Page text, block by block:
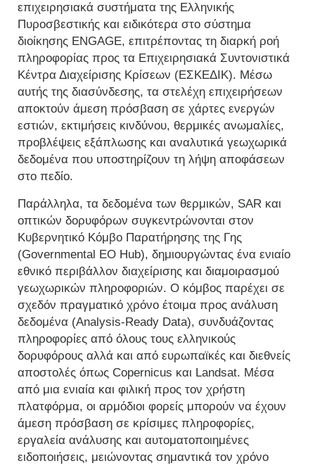
επιχειρησιακά συστήματα της Ελληνικής
Πυροσβεστικής και ειδικότερα στο σύστημα
διοίκησης ENGAGE, επιτρέποντας τη διαρκή ροή
πληροφορίας προς τα Επιχειρησιακά Συντονιστικά
Κέντρα Διαχείρισης Κρίσεων (ΕΣΚΕΔΙΚ). Μέσω
αυτής της διασύνδεσης, τα στελέχη επιχειρήσεων
αποκτούν άμεση πρόσβαση σε χάρτες ενεργών
εστιών, εκτιμήσεις κινδύνου, θερμικές ανωμαλίες,
προβλέψεις εξάπλωσης και αναλυτικά γεωχωρικά
δεδομένα που υποστηρίζουν τη λήψη αποφάσεων
στο πεδίο.
Παράλληλα, τα δεδομένα των θερμικών, SAR και
οπτικών δορυφόρων συγκεντρώνονται στον
Κυβερνητικό Κόμβο Παρατήρησης της Γης
(Governmental EO Hub), δημιουργώντας ένα ενιαίο
εθνικό περιβάλλον διαχείρισης και διαμοιρασμού
γεωχωρικών πληροφοριών. Ο κόμβος παρέχει σε
σχεδόν πραγματικό χρόνο έτοιμα προς ανάλυση
δεδομένα (Analysis-Ready Data), συνδυάζοντας
πληροφορίες από όλους τους ελληνικούς
δορυφόρους αλλά και από ευρωπαϊκές και διεθνείς
αποστολές όπως Copernicus και Landsat. Μέσα
από μια ενιαία και φιλική προς τον χρήστη
πλατφόρμα, οι αρμόδιοι φορείς μπορούν να έχουν
άμεση πρόσβαση σε κρίσιμες πληροφορίες,
εργαλεία ανάλυσης και αυτοματοποιημένες
ειδοποιήσεις, μειώνοντας σημαντικά τον χρόνο